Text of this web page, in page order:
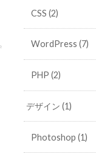
CSS (2)
WordPress (7)
PHP (2)
デザイン(1)
Photoshop (1)